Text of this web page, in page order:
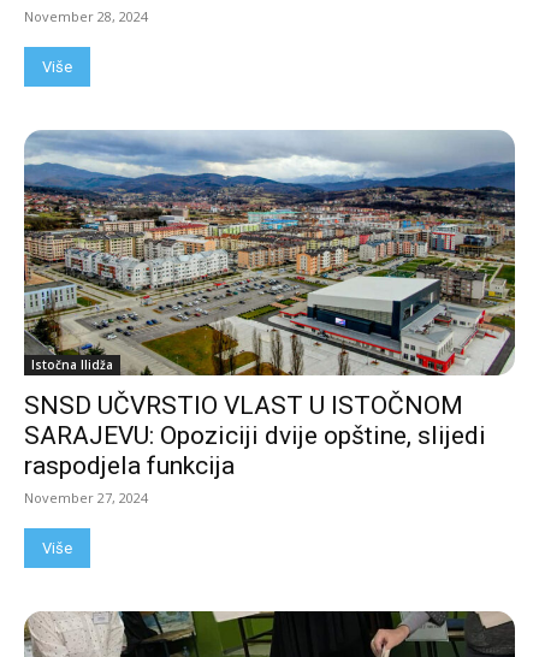
November 28, 2024
Više
Istočna Ilidža
SNSD UČVRSTIO VLAST U ISTOČNOM
SARAJEVU: Opoziciji dvije opštine, slijedi
raspodjela funkcija
November 27, 2024
Više